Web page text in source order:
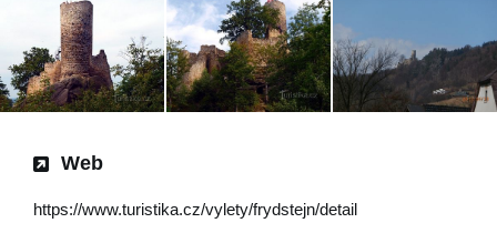
Web
https://www.turistika.cz/vylety/frydstejn/detail